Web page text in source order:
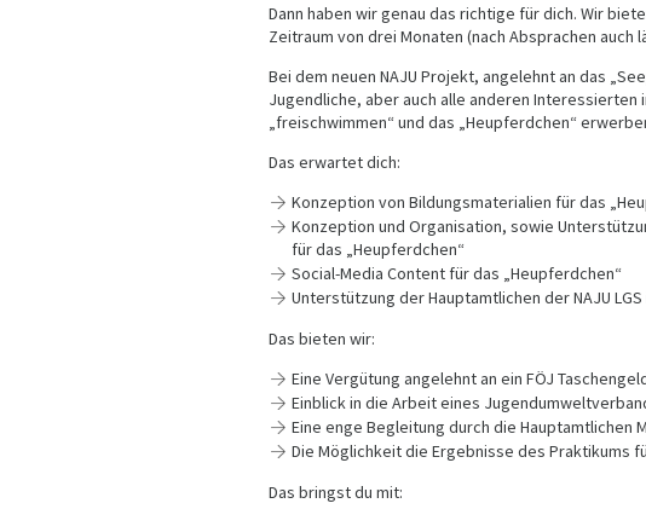
Dann haben wir genau das richtige für dich. Wir
Zeitraum von drei Monaten (nach Absprachen auch
Bei dem neuen NAJU Projekt, angelehnt an das
Jugendliche, aber auch alle anderen
„freischwimmen“ und das „Heupferdchen“
Das erwartet dich:
Konzeption von Bildungsmaterialien für das
Konzeption und Organisation, sowie
für das „Heupferdchen“
Social-Media Content für das „Heupferdchen“
Unterstützung der Hauptamtlichen der NAJU
Das bieten wir:
Eine Vergütung angelehnt an ein FÖJ
Einblick in die Arbeit eines
Eine enge Begleitung durch die Hauptamtlichen
Die Möglichkeit die Ergebnisse des Praktikums
Das bringst du mit: